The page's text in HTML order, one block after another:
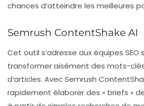
chances d’atteindre les meilleures
Semrush ContentShake AI
Cet outil s’adresse aux équipes
transformer aisément des mots-
d’articles. Avec Semrush
rapidement élaborer des « briefs »